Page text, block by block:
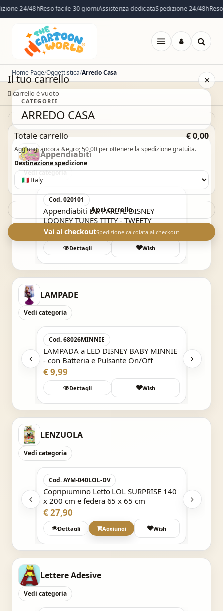
24/48hReso facile 30 giorniAssistenza dedicataSpedizione 24/48hReso
Apri
Il tuo carrello
Il carrello è vuoto
×
Il carrello è vuoto. Esplora il catalogo e aggiungi i
Vai al catalogo
Totale carrello € 0,00
Aggiungi ancora &euro; 50,00 per ottenere la spedizione gratuita.
Destinazione spedizione
Apri carrello
Vai al checkoutSpedizione calcolata al checkout
Home Page Oggettistica Arredo Casa
CATEGORIE
ARREDO CASA
Appendiabiti
Vedi categoria Acquisto Veloce
Cod. 020101
Appendiabiti DA PARETE DISNEY
LOONEY TUNES TITTY - TWEETY
€ 14,90
Dettagli Wish
LAMPADE
Vedi categoria
Cod. 68026MINNIE
LAMPADA a LED DISNEY BABY MINNIE
- con Batteria e Pulsante On/Off
€ 9,99
Dettagli Wish
- con
LENZUOLA
Vedi categoria
Cod. AYM-040LOL-DV
Copripiumino Letto LOL SURPRISE 140
x 200 cm e federa 65 x 65 cm
€ 27,90
Dettagli Aggiungi Wish
Lettere Adesive
Vedi categoria